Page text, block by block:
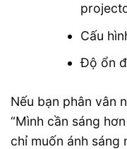
Cấu
Độ ổn
Nếu bạn phân vân
“Mình cần sáng
chỉ muốn ánh sáng